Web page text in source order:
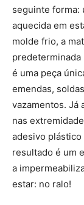
seguinte forma:
aquecida em
molde frio, a
é uma peça
emendas,
vazamentos. Já
nas
adesivo
resultado é um
a
estar: no ralo!